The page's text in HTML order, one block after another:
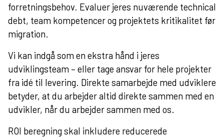
forretningsbehov. Evaluer jeres nuværende technical
debt, team kompetencer og projektets kritikalitet før
migration.
Vi kan indgå som en ekstra hånd i jeres
udviklingsteam – eller tage ansvar for hele projekter
fra idé til levering. Direkte samarbejde med udviklere
betyder, at du arbejder altid direkte sammen med en
udvikler, når du arbejder sammen med os.
ROI beregning skal inkludere reducerede